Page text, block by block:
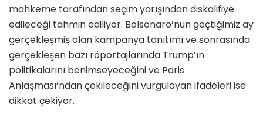
mahkeme tarafından seçim yarışından diskalifiye
edileceği tahmin ediliyor. Bolsonaro’nun geçtiğimiz ay
gerçekleşmiş olan kampanya tanıtımı ve sonrasında
gerçekleşen bazı röportajlarında Trump’ın
politikalarını benimseyeceğini ve Paris
Anlaşması’ndan çekileceğini vurgulayan ifadeleri ise
dikkat çekiyor.